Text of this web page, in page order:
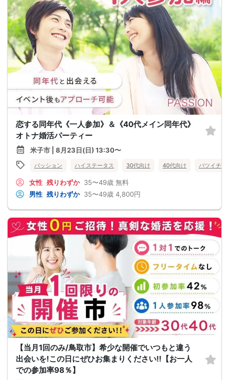
恋する同年代《一人参加》＆《40代メイン同年代》
オトナ婚活パーティー
米子市 | 8月23日(日) 13:30〜
パッション ハイステータス 30代向け 40代向け バツイチ・
女性 残りわずか 35〜49歳 無料
男性 残りわずか 35〜49歳 4,800円
【当月1回のみ/鳥取市】希少な開催でいつもと違う
出会いを!この日にぜひお集まりください!!【お一人
での参加率98％】